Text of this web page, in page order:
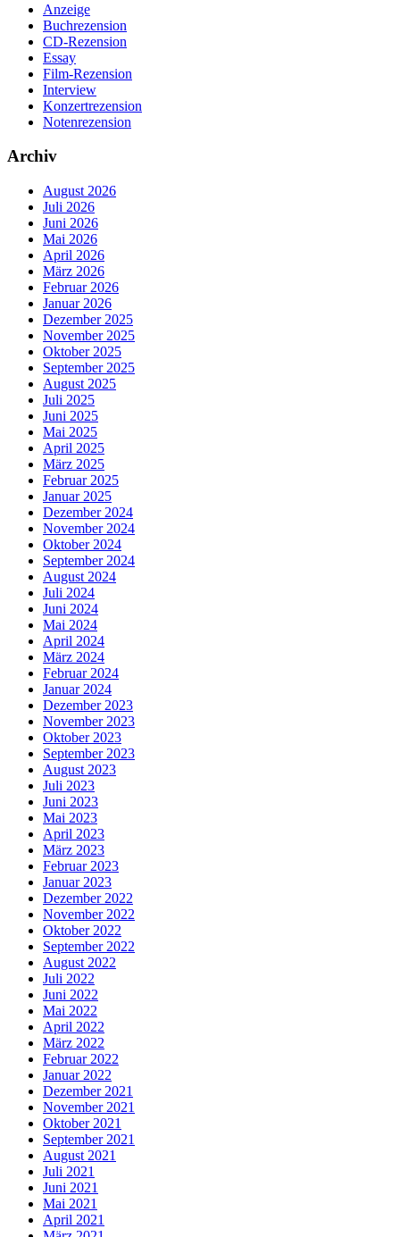
Anzeige
Buchrezension
CD-Rezension
Essay
Film-Rezension
Interview
Konzertrezension
Notenrezension
Archiv
August 2026
Juli 2026
Juni 2026
Mai 2026
April 2026
März 2026
Februar 2026
Januar 2026
Dezember 2025
November 2025
Oktober 2025
September 2025
August 2025
Juli 2025
Juni 2025
Mai 2025
April 2025
März 2025
Februar 2025
Januar 2025
Dezember 2024
November 2024
Oktober 2024
September 2024
August 2024
Juli 2024
Juni 2024
Mai 2024
April 2024
März 2024
Februar 2024
Januar 2024
Dezember 2023
November 2023
Oktober 2023
September 2023
August 2023
Juli 2023
Juni 2023
Mai 2023
April 2023
März 2023
Februar 2023
Januar 2023
Dezember 2022
November 2022
Oktober 2022
September 2022
August 2022
Juli 2022
Juni 2022
Mai 2022
April 2022
März 2022
Februar 2022
Januar 2022
Dezember 2021
November 2021
Oktober 2021
September 2021
August 2021
Juli 2021
Juni 2021
Mai 2021
April 2021